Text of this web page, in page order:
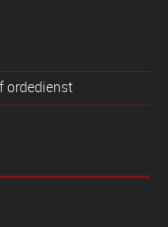
ordedienst